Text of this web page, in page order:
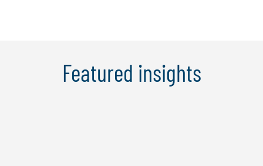
Featured insights